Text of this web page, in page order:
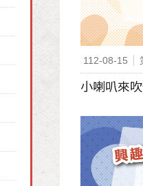
112-08-15
小喇叭來